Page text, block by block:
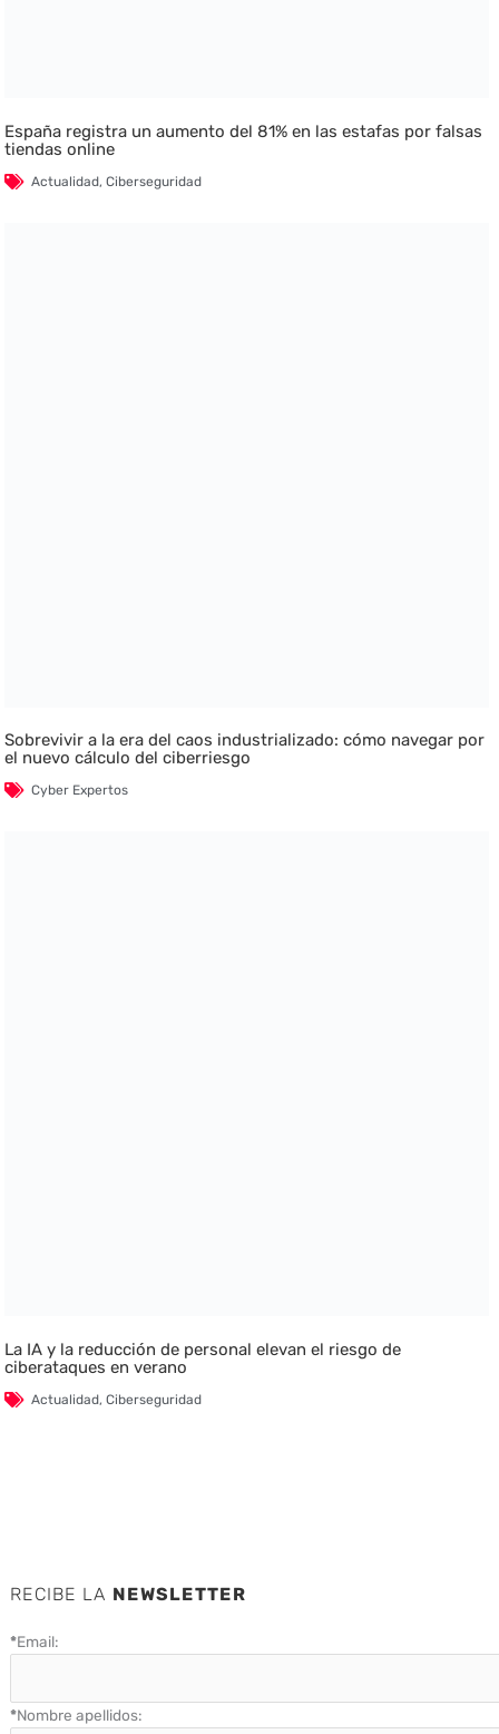
España registra un aumento del 81% en las estafas por falsas
tiendas online
Actualidad,Ciberseguridad
Sobrevivir a la era del caos industrializado: cómo navegar por
el nuevo cálculo del ciberriesgo
Cyber Expertos
La IA y la reducción de personal elevan el riesgo de
ciberataques en verano
Actualidad,Ciberseguridad
RECIBE LA NEWSLETTER
*Email:
*Nombre apellidos: